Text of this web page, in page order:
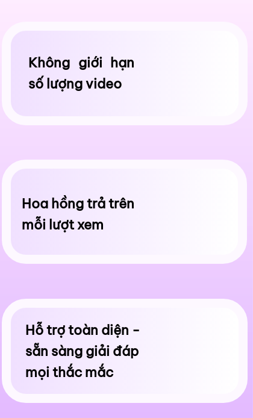
Hỗ trợ toàn diện -
sẵn sàng giải đáp
mọi thắc mắc
Hoa hồng trả trên
mỗi lượt xem
Không giới hạn
số lượng video